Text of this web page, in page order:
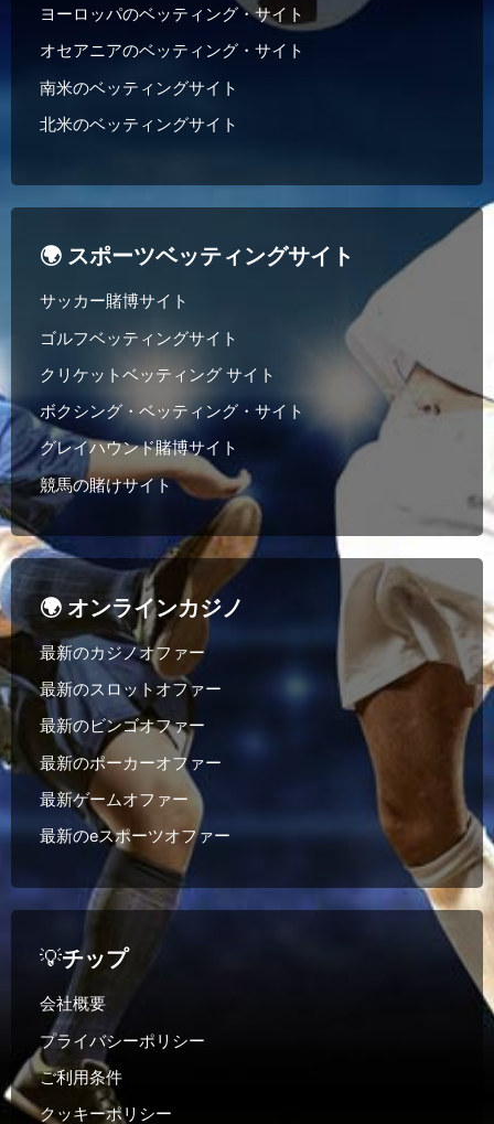
ヨーロッパのベッティング・サイト
オセアニアのベッティング・サイト
南米のベッティングサイト
北米のベッティングサイト
🌍 スポーツベッティングサイト
サッカー賭博サイト
ゴルフベッティングサイト
クリケットベッティング サイト
ボクシング・ベッティング・サイト
グレイハウンド賭博サイト
競馬の賭けサイト
🌍 オンラインカジノ
最新のカジノオファー
最新のスロットオファー
最新のビンゴオファー
最新のポーカーオファー
最新ゲームオファー
最新のeスポーツオファー
💡チップ
会社概要
プライバシーポリシー
ご利用条件
クッキーポリシー